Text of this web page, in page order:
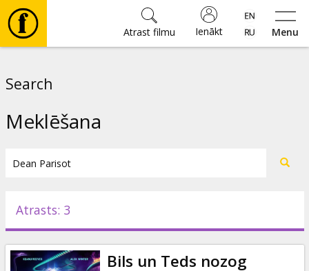
Menu
Ienākt
Atrast filmu
Pasākumi
Search
Meklēšana
Atrasts: 3
Bils un Teds nozog